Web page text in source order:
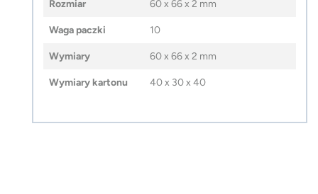
Rozmiar 60 x 66 x 2 mm
Waga paczki 10
Wymiary 60 x 66 x 2 mm
Wymiary kartonu 40 x 30 x 40